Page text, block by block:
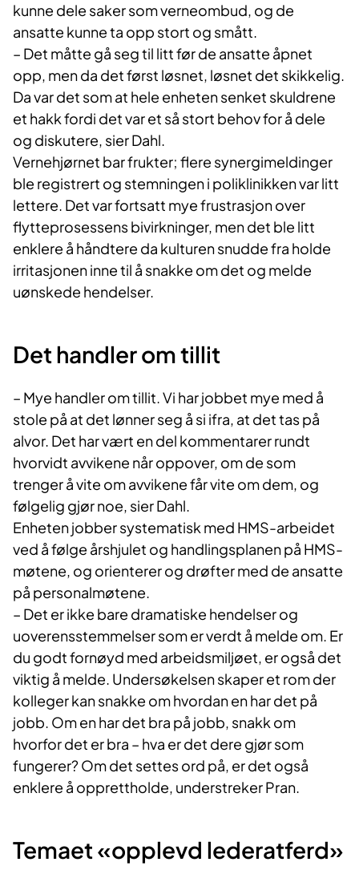
kunne dele saker som verneombud, og de
ansatte kunne ta opp stort og smått.
– Det måtte gå seg til litt før de ansatte åpnet
opp, men da det først løsnet, løsnet det skikkelig.
Da var det som at hele enheten senket skuldrene
et hakk fordi det var et så stort behov for å dele
og diskutere, sier Dahl.
Vernehjørnet bar frukter; flere synergimeldinger
ble registrert og stemningen i poliklinikken var litt
lettere. Det var fortsatt mye frustrasjon over
flytteprosessens bivirkninger, men det ble litt
enklere å håndtere da kulturen snudde fra holde
irritasjonen inne til å snakke om det og melde
uønskede hendelser.
Det handler om tillit
– Mye handler om tillit. Vi har jobbet mye med å
stole på at det lønner seg å si ifra, at det tas på
alvor. Det har vært en del kommentarer rundt
hvorvidt avvikene når oppover, om de som
trenger å vite om avvikene får vite om dem, og
følgelig gjør noe, sier Dahl.
Enheten jobber systematisk med HMS-arbeidet
ved å følge årshjulet og handlingsplanen på HMS-
møtene, og orienterer og drøfter med de ansatte
på personalmøtene.
– Det er ikke bare dramatiske hendelser og
uoverensstemmelser som er verdt å melde om. Er
du godt fornøyd med arbeidsmiljøet, er også det
viktig å melde. Undersøkelsen skaper et rom der
kolleger kan snakke om hvordan en har det på
jobb. Om en har det bra på jobb, snakk om
hvorfor det er bra – hva er det dere gjør som
fungerer? Om det settes ord på, er det også
enklere å opprettholde, understreker Pran.
Temaet «opplevd lederatferd»